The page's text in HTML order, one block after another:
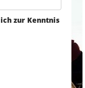
zur Kenntnis